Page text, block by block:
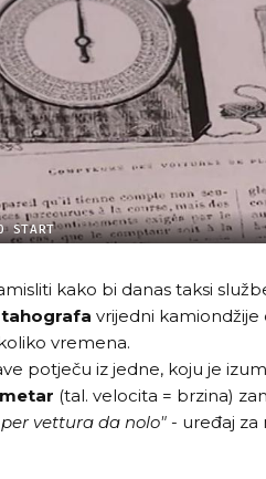
START
kako bi danas taksi
tahografa vrijedni
vremena.
potječu iz jedne, koju je
(tal. velocita = brzina)
vettura da nolo" - uređaj za